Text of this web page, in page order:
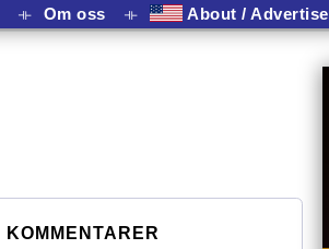
⟛ Om oss ⟛ About / Advertise
KOMMENTARER